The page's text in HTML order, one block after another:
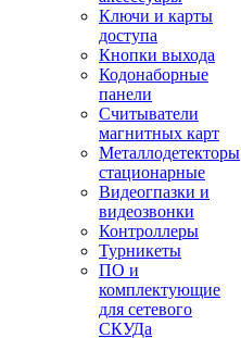
Ключи и карты
доступа
Кнопки выхода
Кодонаборные
панели
Считыватели
магнитных карт
Металлодетекторы
стационарные
Видеогпазки и
видеозвонки
Контроллеры
Турникеты
ПО и
комплектующие
для сетевого
СКУДа